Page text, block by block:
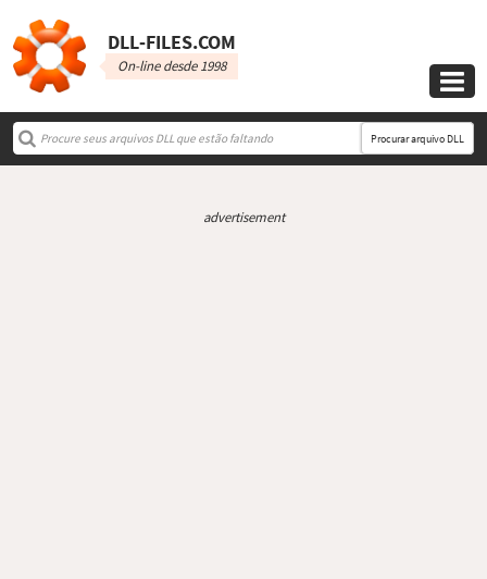
DLL‑FILES.COM
On-line desde 1998

Procurar arquivo DLL
advertisement